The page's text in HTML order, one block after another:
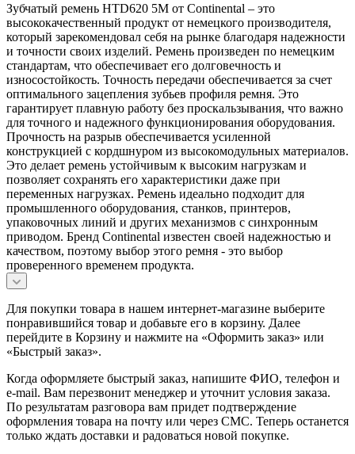
Зубчатый ремень HTD620 5M от Continental – это
высококачественный продукт от немецкого производителя,
который зарекомендовал себя на рынке благодаря надежности
и точности своих изделий. Ремень произведен по немецким
стандартам, что обеспечивает его долговечность и
износостойкость. Точность передачи обеспечивается за счет
оптимального зацепления зубьев профиля ремня. Это
гарантирует плавную работу без проскальзывания, что важно
для точного и надежного функционирования оборудования.
Прочность на разрыв обеспечивается усиленной
конструкцией с кордшнуром из высокомодульных материалов.
Это делает ремень устойчивым к высоким нагрузкам и
позволяет сохранять его характеристики даже при
переменных нагрузках. Ремень идеально подходит для
промышленного оборудования, станков, принтеров,
упаковочных линий и других механизмов с синхронным
приводом. Бренд Continental известен своей надежностью и
качеством, поэтому выбор этого ремня - это выбор
проверенного временем продукта.
Для покупки товара в нашем интернет-магазине выберите
понравившийся товар и добавьте его в корзину. Далее
перейдите в Корзину и нажмите на «Оформить заказ» или
«Быстрый заказ».
Когда оформляете быстрый заказ, напишите ФИО, телефон и
e-mail. Вам перезвонит менеджер и уточнит условия заказа.
По результатам разговора вам придет подтверждение
оформления товара на почту или через СМС. Теперь останется
только ждать доставки и радоваться новой покупке.